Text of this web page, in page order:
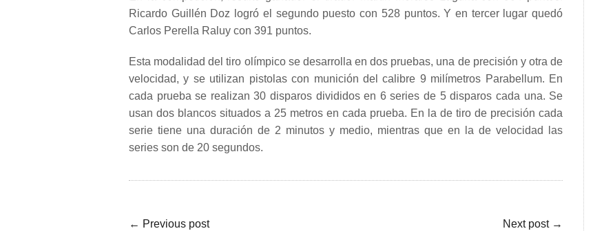
Ricardo Guillén Doz logró el segundo puesto con 528 puntos. Y en tercer lugar quedó
Carlos Perella Raluy con 391 puntos.
Esta modalidad del tiro olímpico se desarrolla en dos pruebas, una de precisión y otra de
velocidad, y se utilizan pistolas con munición del calibre 9 milímetros Parabellum. En
cada prueba se realizan 30 disparos divididos en 6 series de 5 disparos cada una. Se
usan dos blancos situados a 25 metros en cada prueba. En la de tiro de precisión cada
serie tiene una duración de 2 minutos y medio, mientras que en la de velocidad las
series son de 20 segundos.
← Previous post Next post →